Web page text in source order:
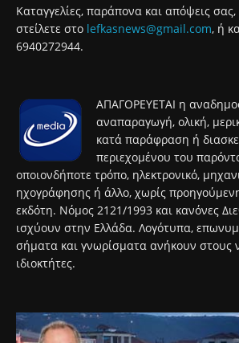
Καταγγελίες, παράπονα και απόψεις
στείλετε στο lefkasnews@gmail.com, ή
6940272944.
ΑΠΑΓΟΡΕΥΕΤΑΙ η
αναπαραγωγή, ολική,
κατά παράφραση ή
περιεχομένου του
οποιονδήποτε τρόπο, ηλεκτρονικό,
ηχογράφησης ή άλλο, χωρίς
εκδότη. Νόμος 2121/1993 και κανόνες
ισχύουν στην Ελλάδα. Λογότυπα,
σήματα και γνωρίσματα ανήκουν στους
ιδιοκτήτες.